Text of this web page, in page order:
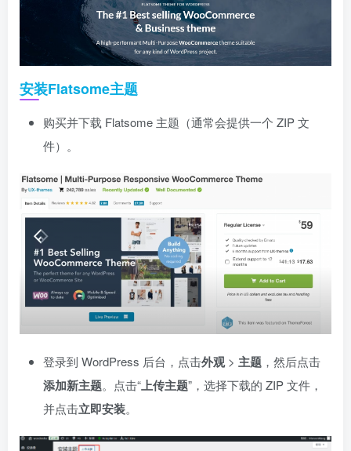
安装Flatsome主题
购买并下载 Flatsome 主题（通常会提供一个 ZIP 文
件）。
登录到 WordPress 后台，点击外观> 主题 ，然后点击
添加新主题。点击“上传主题”，选择下载的 ZIP 文件，
并点击立即安装。